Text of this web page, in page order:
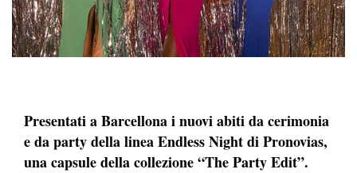
Presentati a Barcellona i nuovi abiti da cerimonia
e da party della linea Endless Night di Pronovias,
una capsule della collezione “The Party Edit”.